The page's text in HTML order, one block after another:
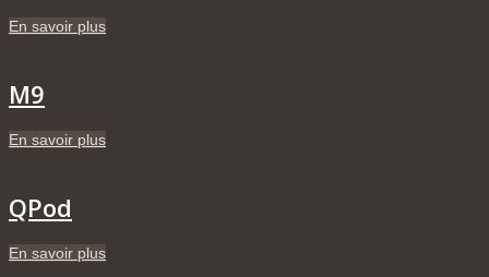
En savoir plus
M9
En savoir plus
QPod
En savoir plus